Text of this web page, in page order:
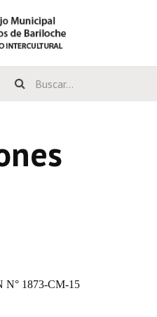
N° 1873-CM-15